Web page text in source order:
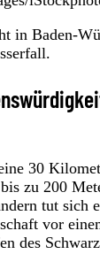
in Baden-
30
zu 200
tut sich
vor
des